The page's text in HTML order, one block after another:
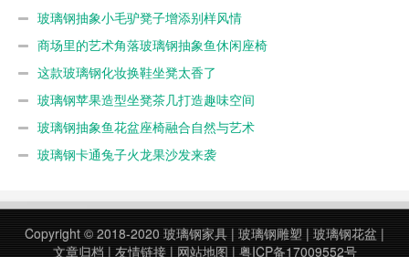
玻璃钢抽象小毛驴凳子增添别样风情
商场里的艺术角落玻璃钢抽象鱼休闲座椅
这款玻璃钢化妆换鞋坐凳太香了
玻璃钢苹果造型坐凳茶几打造趣味空间
玻璃钢抽象鱼花盆座椅融合自然与艺术
玻璃钢卡通兔子火龙果沙发来袭
Copyright © 2018-2020 玻璃钢家具 | 玻璃钢雕塑 | 玻璃钢花盆 |
文章归档 | 友情链接| 网站地图 | 粤ICP备17009552号